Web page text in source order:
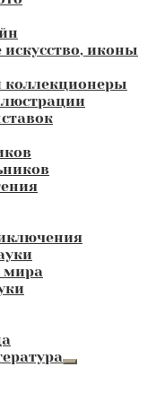
искусство, иконы
коллекционеры
мира
Развернутое